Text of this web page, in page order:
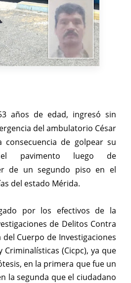
años de edad, ingresó sin
del ambulatorio César
consecuencia de golpear su
pavimento luego de
de un segundo piso en el
del estado Mérida.
por los efectivos de la
de Delitos Contra
Cuerpo de Investigaciones
Criminalísticas (Cicpc), ya que
en la primera que fue un
la segunda que el ciudadano